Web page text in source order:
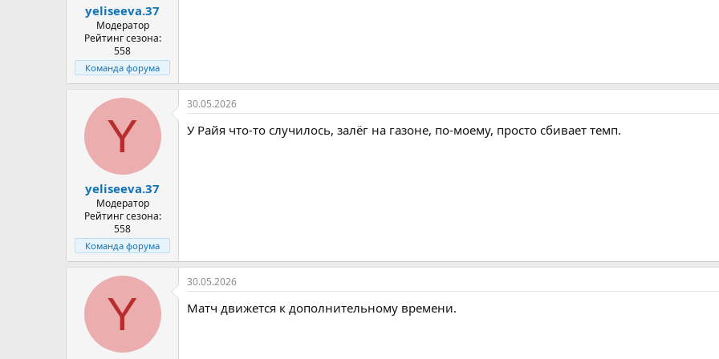
yeliseeva.37
Модератор
Рейтинг сезона:
558
Команда форума
Y
yeliseeva.37
Модератор
Рейтинг сезона:
558
Команда форума
30.05.2026
У Райя что-то случилось, залёг на газоне, по-моему, просто сбивает темп.
Y
30.05.2026
Матч движется к дополнительному времени.